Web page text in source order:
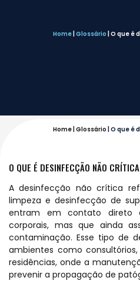
Home Glossário O que é
Home Glossário O que é
O QUE É DESINFECÇÃO NÃO CRÍTICA
A desinfecção não crítica
limpeza e desinfecção de
entram em contato direto
corporais, mas que ainda
contaminação. Esse tipo de
ambientes como
residências, onde a
prevenir a propagação de